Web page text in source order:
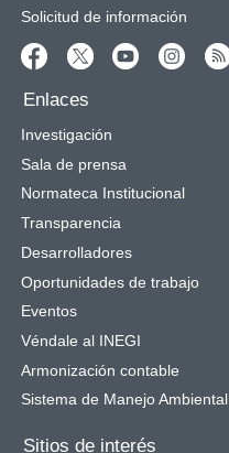
Solicitud de información
Enlaces
Investigación
Sala de prensa
Normateca Institucional
Transparencia
Desarrolladores
Oportunidades de trabajo
Eventos
Véndale al INEGI
Armonización contable
Sistema de Manejo Ambiental
Sitios de interés